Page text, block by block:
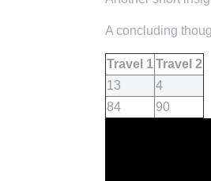
A concluding
Travel 1Travel 2
13
4
84
90